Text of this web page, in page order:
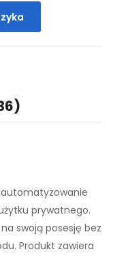
prywatnego.
swoją posesję bez
Produkt zawiera